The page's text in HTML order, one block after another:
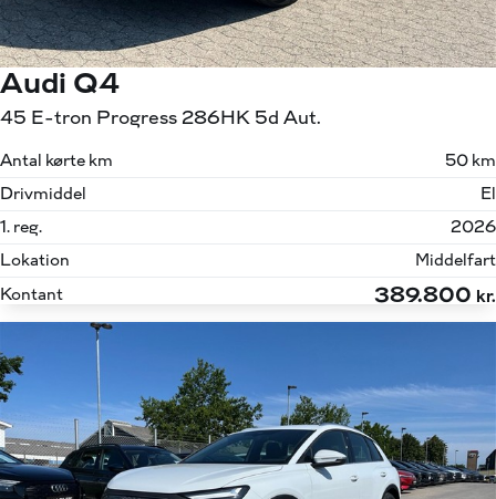
Audi Q4
45 E-tron Progress 286HK 5d Aut.
Antal kørte km
50 km
Drivmiddel
El
1. reg.
2026
Lokation
Middelfart
Kontant
389.800 kr.